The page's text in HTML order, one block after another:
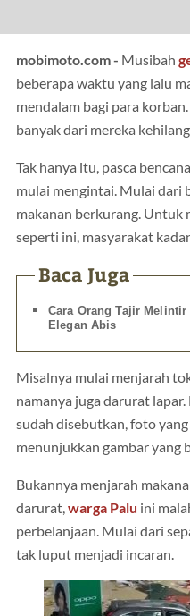
mobimoto.com - Musibah
beberapa waktu yang lalu
mendalam bagi para
banyak dari mereka
Tak hanya itu, pasca
mulai mengintai. Mulai dari
makanan berkurang. Untuk
seperti ini, masyarakat
Baca Juga
Cara Orang Tajir
Elegan Abis
Misalnya mulai menjarah
namanya juga darurat
sudah disebutkan, foto
menunjukkan gambar yang
Bukannya menjarah
darurat,warga Palu ini
perbelanjaan. Mulai dari
tak luput menjadi incaran.